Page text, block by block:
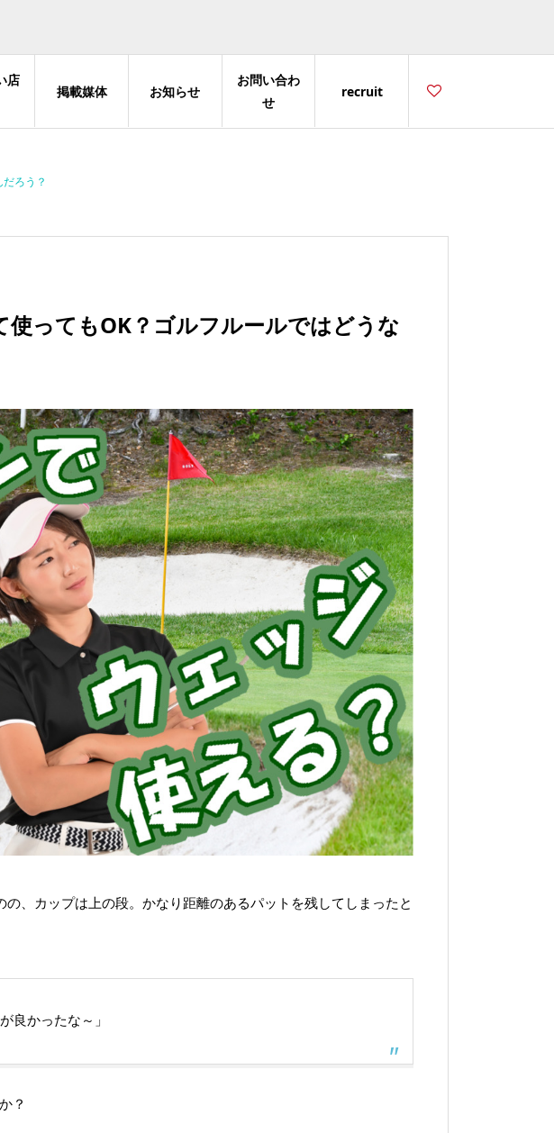
店
掲載媒体 お知らせ
お問い合わ
せ
recruit
ろう？
ってもOK？ゴルフルールではどうな
、カップは上の段。かなり距離のあるパットを残してしまったと
良かったな～」
？